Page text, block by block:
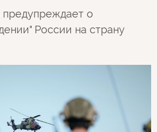
о
России на страну